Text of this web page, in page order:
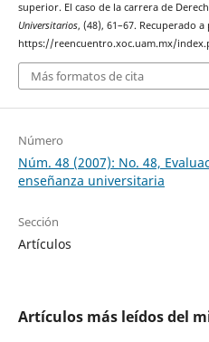
superior. El caso de la carrera de
Universitarios, (48), 61–67. Recuperado
https://reencuentro.xoc.uam.mx/
Más formatos de cita
Número
Núm. 48 (2007): No. 48,
enseñanza universitaria
Sección
Artículos
Artículos más leídos del